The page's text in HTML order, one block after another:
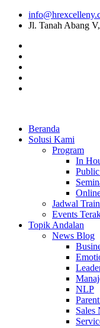
Jl. Tanah Abang
Beranda
Solusi Kami
Program
In
Jadwal
Events
Topik Andalan
News Blog
NLP
Sales